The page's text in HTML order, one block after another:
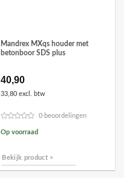
Mandrex MXqs houder met
betonboor SDS plus
40,90
33,80 excl. btw
0 beoordelingen
Op voorraad
Bekijk product >